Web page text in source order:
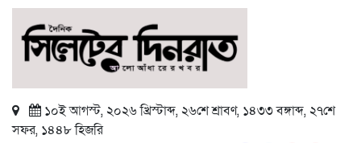
১০ই আগস্ট, ২০২৬ খ্রিস্টাব্দ, ২৬শে শ্রাবণ, ১৪৩৩ বঙ্গাব্দ, ২৭শে
সফর, ১৪৪৮ হিজরি